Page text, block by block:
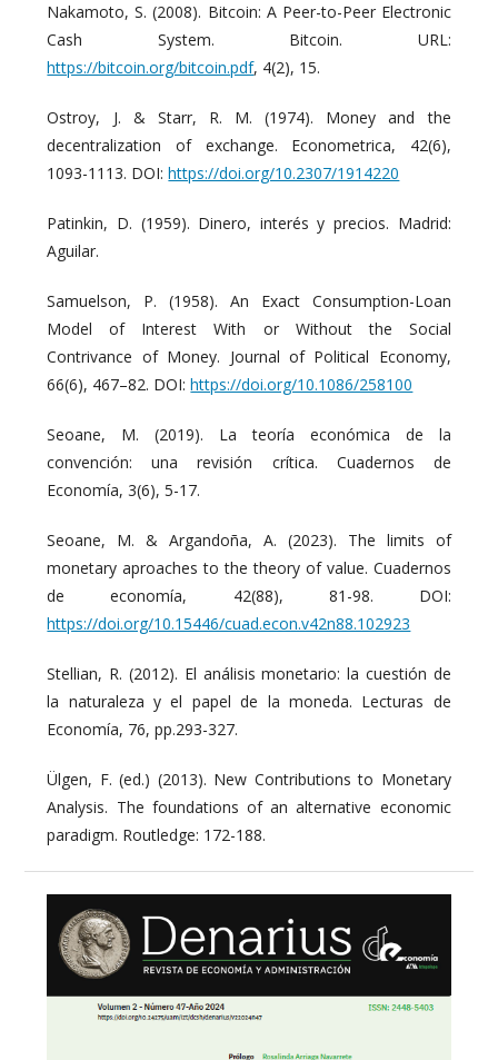
Nakamoto, S. (2008). Bitcoin: A Peer-to-Peer Electronic
Cash System. Bitcoin. URL:
https://bitcoin.org/bitcoin.pdf, 4(2), 15.
Ostroy, J. & Starr, R. M. (1974). Money and the
decentralization of exchange. Econometrica, 42(6),
1093-1113. DOI:https://doi.org/10.2307/1914220
Patinkin, D. (1959). Dinero, interés y precios. Madrid:
Aguilar.
Samuelson, P. (1958). An Exact Consumption-Loan
Model of Interest With or Without the Social
Contrivance of Money. Journal of Political Economy,
66(6), 467–82. DOI:https://doi.org/10.1086/258100
Seoane, M. (2019). La teoría económica de la
convención: una revisión crítica. Cuadernos de
Economía, 3(6), 5-17.
Seoane, M. & Argandoña, A. (2023). The limits of
monetary aproaches to the theory of value. Cuadernos
de economía, 42(88), 81-98. DOI:
https://doi.org/10.15446/cuad.econ.v42n88.102923
Stellian, R. (2012). El análisis monetario: la cuestión de
la naturaleza y el papel de la moneda. Lecturas de
Economía, 76, pp.293-327.
Ülgen, F. (ed.) (2013). New Contributions to Monetary
Analysis. The foundations of an alternative economic
paradigm. Routledge: 172-188.